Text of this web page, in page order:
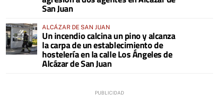
San Juan
ALCÁZAR DE SAN JUAN
Un incendio calcina un pino y alcanza
la carpa de un establecimiento de
hostelería en la calle Los Ángeles de
Alcázar de San Juan